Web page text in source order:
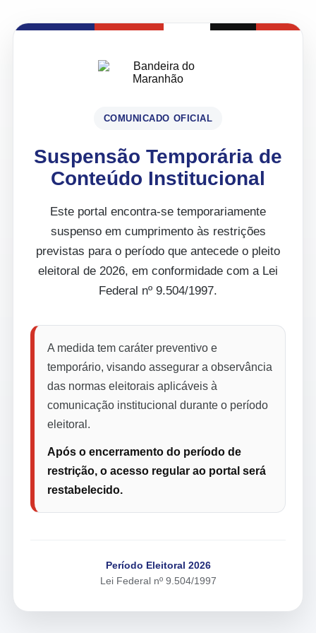
COMUNICADO OFICIAL
Suspensão Temporária de
Conteúdo Institucional
Este portal encontra-se temporariamente
suspenso em cumprimento às restrições
previstas para o período que antecede o pleito
eleitoral de 2026, em conformidade com a Lei
Federal nº 9.504/1997.
A medida tem caráter preventivo e
temporário, visando assegurar a observância
das normas eleitorais aplicáveis à
comunicação institucional durante o período
eleitoral.
Após o encerramento do período de
restrição, o acesso regular ao portal será
restabelecido.
Período Eleitoral 2026
Lei Federal nº 9.504/1997